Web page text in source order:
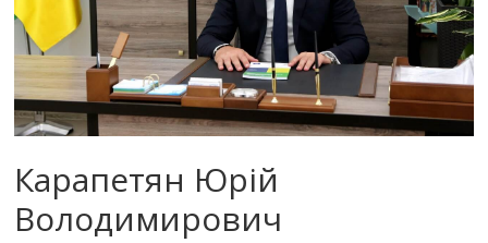
Карапетян Юрій
Володимирович